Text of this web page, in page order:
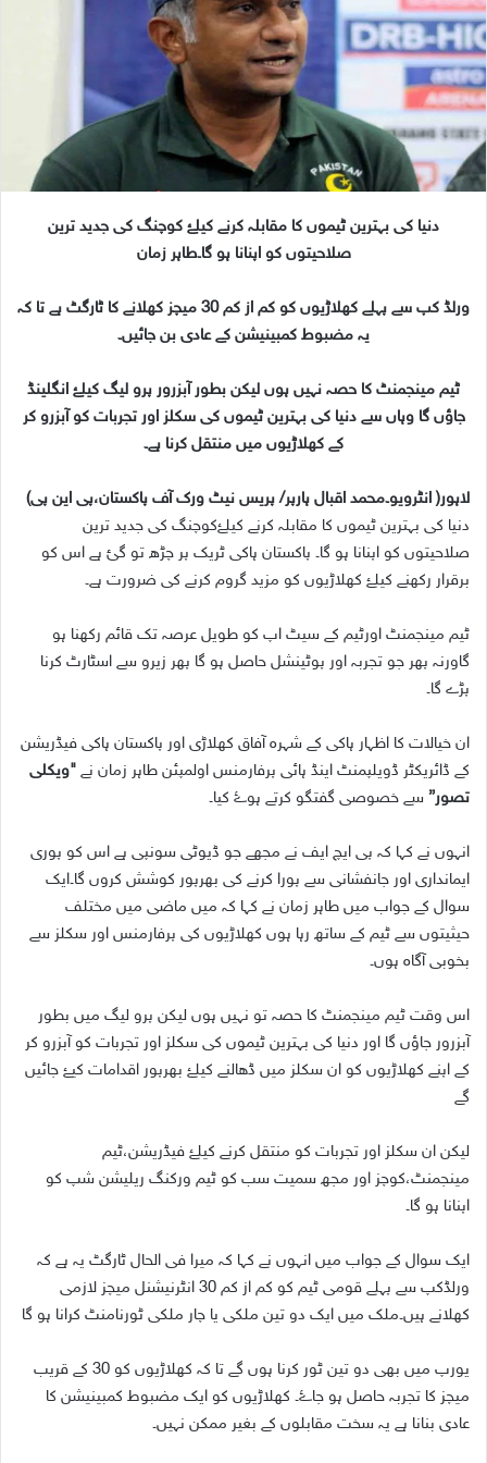
n
m
i
l
دنیا کی بہترین ٹیموں کا مقابلہ کرنے کیلۓ کوچنگ کی جدید ترین
صلاحیتوں کو اپنانا ہو گا۔طاہر زمان
ورلڈ کپ سے پہلے کھلاڑیوں کو کم از کم 30 میچز کھلانے کا ٹارگٹ ہے تا کہ
یہ مضبوط کمبینیشن کے عادی بن جائیں۔
ٹیم مینجمنٹ کا حصہ نہیں ہوں لیکن بطور آبزرور پرو لیگ کیلۓ انگلینڈ
جاؤں گا وہاں سے دنیا کی بہترین ٹیموں کی سکلز اور تجربات کو آبزرو کر
کے کھلاڑیوں میں منتقل کرنا ہے۔
لاہور( انٹرویو۔محمد اقبال ہارپر/ پریس نیٹ ورک آف پاکستان،پی این پی)
دنیا کی بہترین ٹیموں کا مقابلہ کرنے کیلۓکوچنگ کی جدید ترین
صلاحیتوں کو اپنانا ہو گا۔ پاکستان ہاکی ٹریک پر چڑھ تو گئ ہے اس کو
برقرار رکھنے کیلۓ کھلاڑیوں کو مزید گروم کرنے کی ضرورت ہے۔
ٹیم مینجمنٹ اورٹیم کے سیٹ اپ کو طویل عرصہ تک قائم رکھنا ہو
گاورنہ پھر جو تجربہ اور پوٹینشل حاصل ہو گا پھر زیرو سے اسٹارٹ کرنا
پڑے گا۔
ان خیالات کا اظہار ہاکی کے شہرہ آفاق کھلاڑی اور پاکستان ہاکی فیڈریشن
کے ڈائریکٹر ڈویلپمنٹ اینڈ ہائی پرفارمنس اولمپئن طاہر زمان نے "ویکلی
تصور” سے خصوصی گفتگو کرتے ہوۓ کیا۔
انہوں نے کہا کہ پی ایچ ایف نے مجھے جو ڈیوٹی سونپی ہے اس کو پوری
ایمانداری اور جانفشانی سے پورا کرنے کی بھرپور کوشش کروں گا۔ایک
سوال کے جواب میں طاہر زمان نے کہا کہ میں ماضی میں مختلف
حیثیتوں سے ٹیم کے ساتھ رہا ہوں کھلاڑیوں کی پرفارمنس اور سکلز سے
بخوبی آگاہ ہوں۔
اس وقت ٹیم مینجمنٹ کا حصہ تو نہیں ہوں لیکن پرو لیگ میں بطور
آبزرور جاؤں گا اور دنیا کی بہترین ٹیموں کی سکلز اور تجربات کو آبزرو کر
کے اپنے کھلاڑیوں کو ان سکلز میں ڈھالنے کیلۓ بھرپور اقدامات کیۓ جائیں
گے
لیکن ان سکلز اور تجربات کو منتقل کرنے کیلۓ فیڈریشن،ٹیم
مینجمنٹ،کوچز اور مجھ سمیت سب کو ٹیم ورکنگ ریلیشن شپ کو
اپنانا ہو گا۔
ایک سوال کے جواب میں انہوں نے کہا کہ میرا فی الحال ٹارگٹ یہ ہے کہ
ورلڈکپ سے پہلے قومی ٹیم کو کم از کم 30 انٹرنیشنل میچز لازمی
کھلانے ہیں۔ملک میں ایک دو تین ملکی یا چار ملکی ٹورنامنٹ کرانا ہو گا
یورپ میں بھی دو تین ٹور کرنا ہوں گے تا کہ کھلاڑیوں کو 30 کے قریب
میچز کا تجربہ حاصل ہو جاۓ۔ کھلاڑیوں کو ایک مضبوط کمبینیشن کا
عادی بنانا ہے یہ سخت مقابلوں کے بغیر ممکن نہیں۔